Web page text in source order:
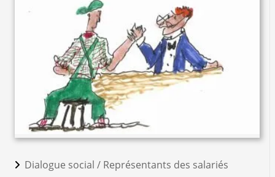
Dialogue social / Représentants des salariés